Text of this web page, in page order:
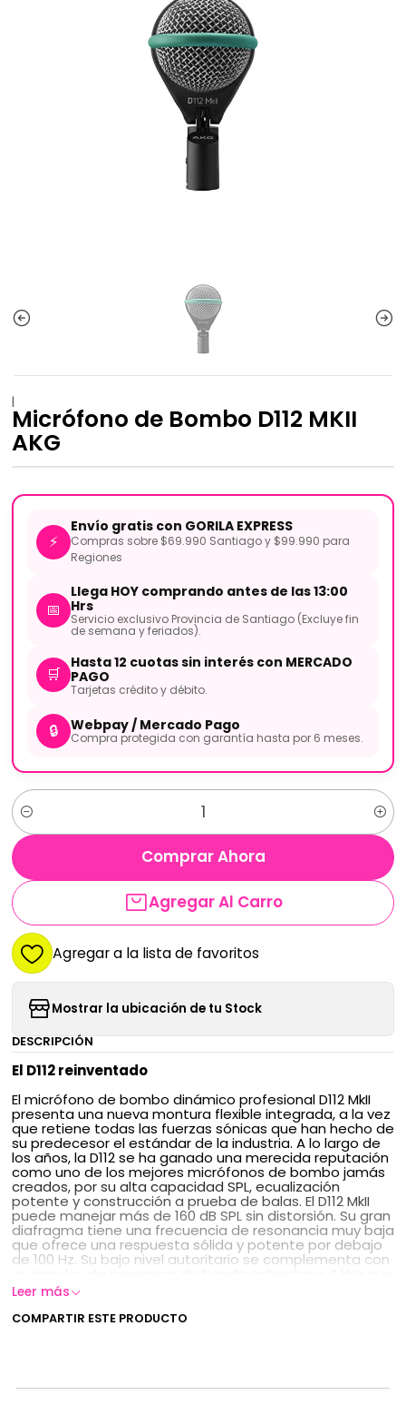
|
Micrófono de Bombo D112 MKII
AKG
⚡
Envío gratis con GORILA EXPRESS
Compras sobre $69.990 Santiago y $99.990 para
Regiones
📅
Llega HOY comprando antes de las 13:00
Hrs
Servicio exclusivo Provincia de Santiago (Excluye fin
de semana y feriados).
🛒
Hasta 12 cuotas sin interés con MERCADO
PAGO
Tarjetas crédito y débito.
🔒 Webpay / Mercado Pago
Compra protegida con garantía hasta por 6 meses.
Cantidad
Agregar Al Carro
Comprar Ahora
Agregar a la lista de favoritos
Mostrar la ubicación de tu Stock
DESCRIPCIÓN
El D112 reinventado
El micrófono de bombo dinámico profesional D112 MkII
presenta una nueva montura flexible integrada, a la vez
que retiene todas las fuerzas sónicas que han hecho de
su predecesor el estándar de la industria. A lo largo de
los años, la D112 se ha ganado una merecida reputación
como uno de los mejores micrófonos de bombo jamás
creados, por su alta capacidad SPL, ecualización
potente y construcción a prueba de balas. El D112 MkII
puede manejar más de 160 dB SPL sin distorsión. Su gran
diafragma tiene una frecuencia de resonancia muy baja
que ofrece una respuesta sólida y potente por debajo
de 100 Hz. Su bajo nivel autoritario se complementa con
atraviesa incluso mezclas densas y volúmenes de
las muchas razones por las que los artistas y los
compensación de humos integrada que mantiene el
Leer más
COMPARTIR ESTE PRODUCTO